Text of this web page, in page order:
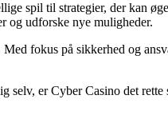
spil til strategier, der kan
og udforske nye muligheder.
fokus på sikkerhed og
selv, er Cyber Casino det